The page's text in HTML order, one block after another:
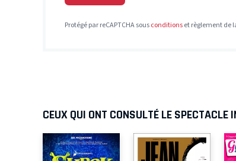
Protégé par reCAPTCHA sousconditionset règlement de
CEUX QUI ONT CONSULTÉ LE